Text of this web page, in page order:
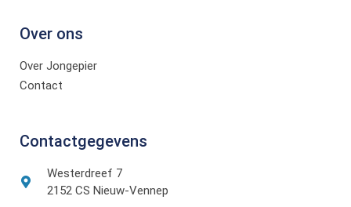
Over ons
Over Jongepier
Contact
Contactgegevens
Westerdreef 7
2152 CS Nieuw-Vennep